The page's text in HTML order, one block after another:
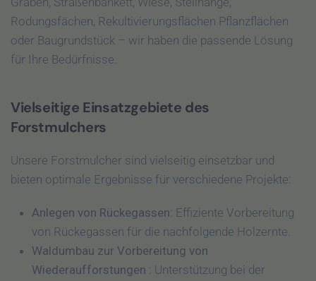
Rodungsfächen, Rekultivierungsflächen Pflanzflächen
oder Baugrundstück – wir haben die passende Lösung
für Ihre Bedürfnisse.
Vielseitige Einsatzgebiete des
Forstmulchers
Unsere Forstmulcher sind vielseitig einsetzbar und
bieten optimale Ergebnisse für verschiedene Projekte:
Anlegen von Rückegassen: Effiziente Vorbereitung
von Rückegassen für die nachfolgende Holzernte.
Waldumbau zur Vorbereitung von
Wiederaufforstungen : Unterstützung bei der